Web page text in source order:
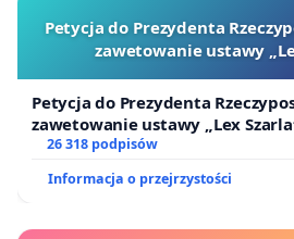
Petycja do Prezydenta
zawetowanie ustawy
Petycja do Prezydenta
zawetowanie ustawy „Lex
26 318 podpisów
Informacja o przejrzystości